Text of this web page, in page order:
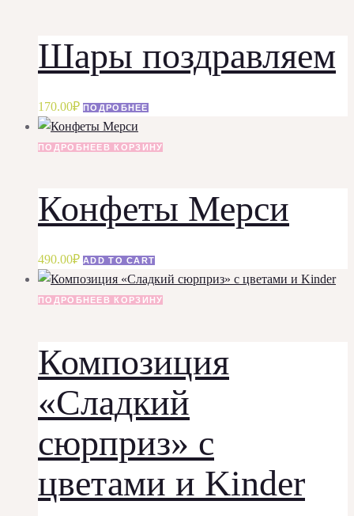
Шары поздравляем
170.00₽ ПОДРОБНЕЕ
ПОДРОБНЕЕ В КОРЗИНУ
Конфеты Мерси
490.00₽ ADD TO CART
ПОДРОБНЕЕ В КОРЗИНУ
Композиция
«Сладкий
сюрприз» с
цветами и Kinder